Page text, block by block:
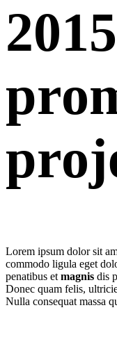
Lorem ipsum dolor sit
commodo ligula eget
penatibus et magnis dis
Donec quam felis,
Nulla consequat massa